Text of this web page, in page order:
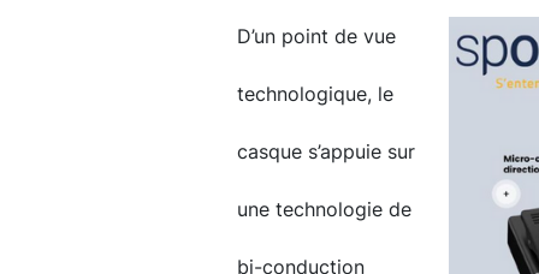
D’un point de vue
technologique, le
casque s’appuie sur
une technologie de
bi-conduction